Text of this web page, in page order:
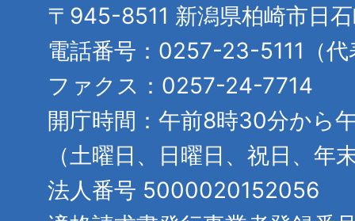
〒945-8511 新潟県柏崎市日
電話番号：0257-23-5111（代
ファクス：0257-24-7714
開庁時間：午前8時30分から
（土曜日、日曜日、祝日、年
法人番号 5000020152056